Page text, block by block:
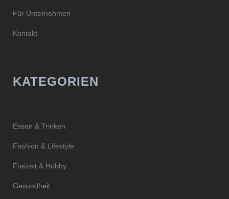
Für Unternehmen
Kontakt
KATEGORIEN
Essen & Trinken
Fashion & Lifestyle
Freizeit & Hobby
Gesundheit